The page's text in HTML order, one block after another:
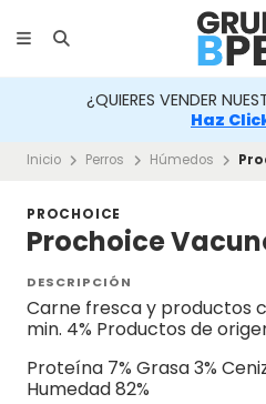
¿QUIERES VENDER
Haz
Inicio Perros Húmedos
PROCHOICE
Prochoice
DESCRIPCIÓN
Carne fresca y productos
min. 4% Productos de
Proteína 7% Grasa 3%
Humedad 82%